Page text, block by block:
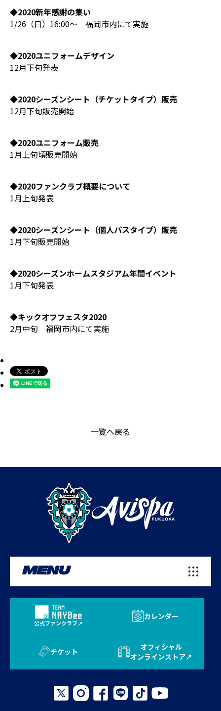
◆2020新年感謝の集い
1/26（日）16:00～ 福岡市内にて実施
◆2020ユニフォームデザイン
12月下旬発表
◆2020シーズンシート（チケットタイプ）販売
12月下旬販売開始
◆2020ユニフォーム販売
1月上旬頃販売開始
◆2020ファンクラブ概要について
1月上旬発表
◆2020シーズンシート（個人パスタイプ）販売
1月下旬販売開始
◆2020シーズンホームスタジアム年間イベント
1月下旬発表
◆キックオフフェスタ2020
2月中旬 福岡市内にて実施
一覧へ戻る
MENU
公式ファンクラブ
カレンダー
チケット
オフィシャル
オンラインストア